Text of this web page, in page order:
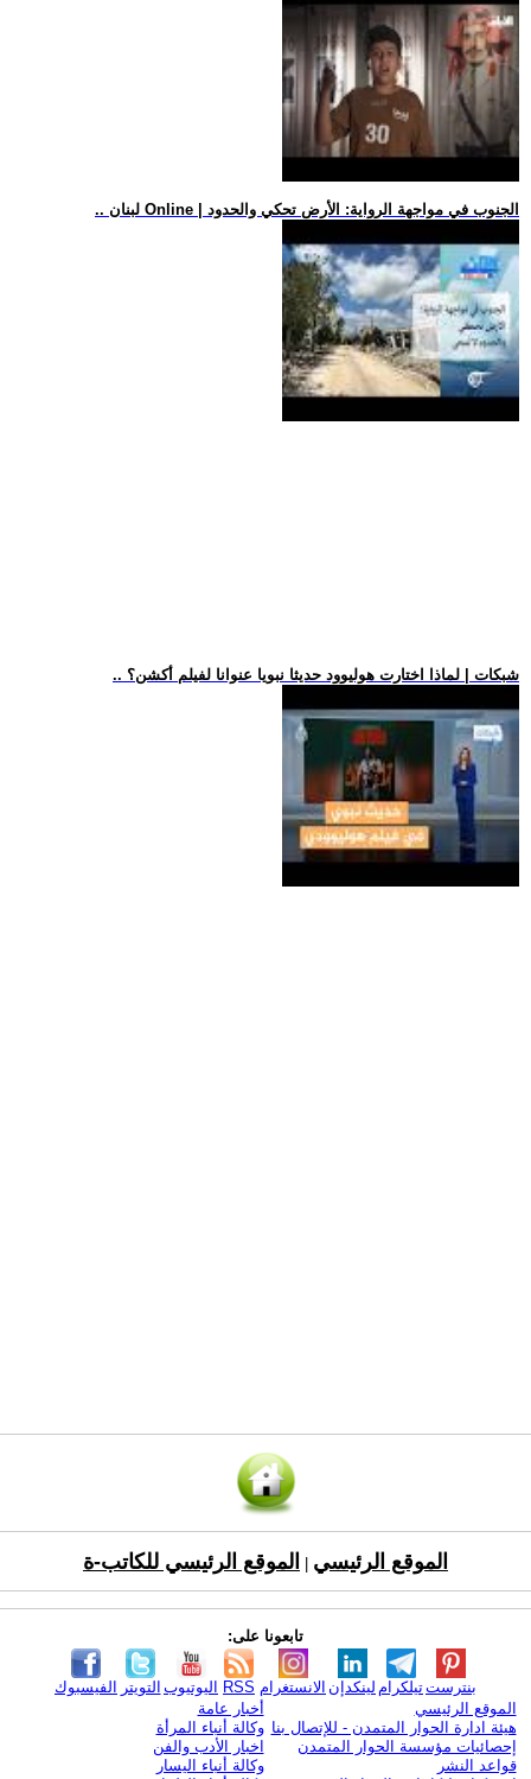
.. لبنان Online | الجنوب في مواجهة الرواية: الأرض تحكي والحدود
.. شبكات | لماذا اختارت هوليوود حديثا نبويا عنوانا لفيلم أكشن؟
الموقع الرئيسي الموقع الرئيسي للكاتب-ة
تابعونا على:
الفيسبوك التويتر اليوتيوب RSS الانستغرام لينكدإن تيلكرامبنترست
الموقع الرئيسي
هيئة ادارة الحوار المتمدن - للإتصال بنا
إحصائيات مؤسسة الحوار المتمدن
قواعد النشر
أخبار عامة
وكالة أنباء المرأة
اخبار الأدب والفن
وكالة أنباء اليسار